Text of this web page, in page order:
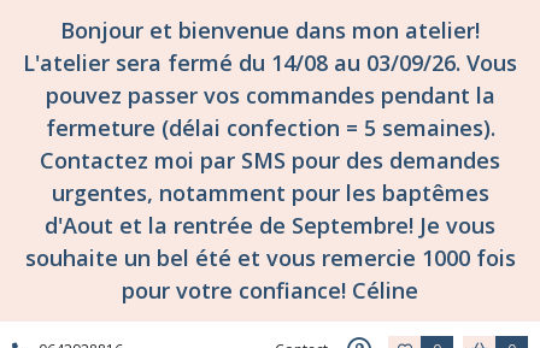
Bonjour et bienvenue dans mon atelier!
L'atelier sera fermé du 14/08 au 03/09/26. Vous
pouvez passer vos commandes pendant la
fermeture (délai confection = 5 semaines).
Contactez moi par SMS pour des demandes
urgentes, notamment pour les baptêmes
d'Aout et la rentrée de Septembre! Je vous
souhaite un bel été et vous remercie 1000 fois
pour votre confiance! Céline